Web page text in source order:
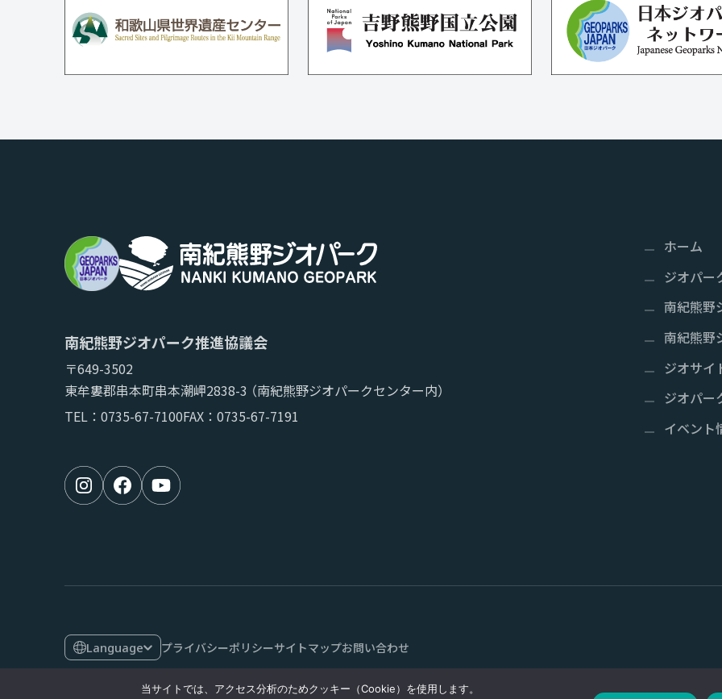
南紀熊野ジオパーク推進協議会
〒649-3502
東牟婁郡串本町串本潮岬2838-3 （南紀熊野ジオパークセンター内）
TEL： 0735-67-7100FAX：0735-67-7191
ホーム
ジオパー
南紀熊野
南紀熊野
ジオサイ
ジオパー
イベント
Language プライバシーポリシーサイトマップお問い合わせ
当サイトでは、アクセス分析のためクッキー（Cookie）を使用します。